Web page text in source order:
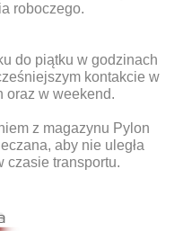
roboczego.
do piątku w godzinach
kontakcie w
oraz w weekend.
z magazynu Pylon
aby nie uległa
czasie transportu.